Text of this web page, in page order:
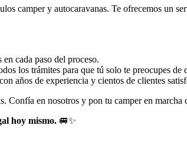
camper y autocaravanas. Te ofrecemos un
en cada paso del proceso.
los trámites para que tú solo te preocupes de
años de experiencia y cientos de clientes
Confía en nosotros y pon tu camper en marcha
hoy mismo. 🚐✨